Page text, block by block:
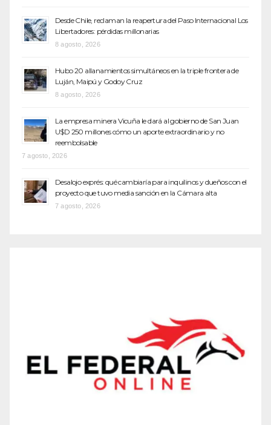
Desde Chile, reclaman la reapertura del Paso Internacional Los
Libertadores: pérdidas millonarias
8 agosto, 2026
Hubo 20 allanamientos simultáneos en la triple frontera de
Luján, Maipú y Godoy Cruz
8 agosto, 2026
La empresa minera Vicuña le dará al gobierno de San Juan
U$D 250 millones cómo un aporte extraordinario y no
reembolsable
7 agosto, 2026
Desalojo exprés: qué cambiaría para inquilinos y dueños con el
proyecto que tuvo media sanción en la Cámara alta
7 agosto, 2026